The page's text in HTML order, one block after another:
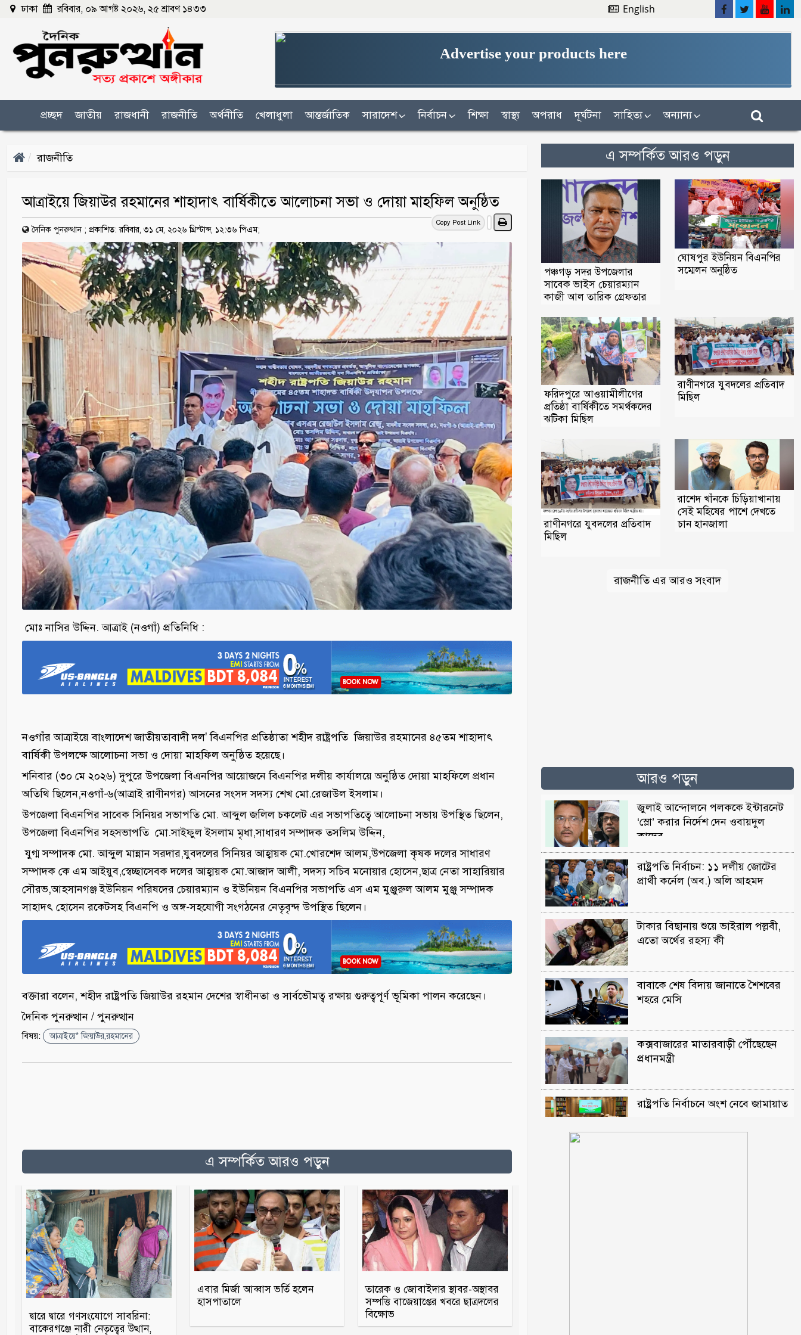
ঢাকা রবিবার, ০৯ আগষ্ট ২০২৬, ২৫ শ্রাবণ ১৪৩৩ English
Advertise your products here
প্রচ্ছদ জাতীয় রাজধানী রাজনীতি অর্থনীতি খেলাধুলা আন্তর্জাতিক সারাদেশ নির্বাচন শিক্ষা স্বাস্থ্য অপরাধ দূর্ঘটনা সাহিত্য অন্যান্য
রাজনীতি
আত্রাইয়ে জিয়াউর রহমানের শাহাদাৎ বার্ষিকীতে আলোচনা সভা ও দোয়া মাহফিল অনুষ্ঠিত
Copy Post Link
দৈনিক পুনরুত্থান ; প্রকাশিত: রবিবার, ৩১ মে, ২০২৬ খ্রিস্টাব্দ, ১২:৩৬ পিএম;
মোঃ নাসির উদ্দিন. আত্রাই (নওগাঁ) প্রতিনিধি :
নওগাঁর আত্রাইয়ে বাংলাদেশ জাতীয়তাবাদী দল' বিএনপির প্রতিষ্ঠাতা শহীদ রাষ্ট্রপতি জিয়াউর রহমানের ৪৫তম শাহাদাৎ
বার্ষিকী উপলক্ষে আলোচনা সভা ও দোয়া মাহফিল অনুষ্ঠিত হয়েছে।
শনিবার (৩০ মে ২০২৬) দুপুরে উপজেলা বিএনপির আয়োজ‌নে বিএনপির দলীয় কার্যালয়ে অনুষ্ঠিত দোয়া মাহফিলে প্রধান
অতিথি ছিলেন,নওগাঁ-৬(আত্রাই রাণীনগর) আসনের সংসদ সদস্য শেখ মো.রেজাউল ইসলাম।
উপজেলা বিএনপির সাবেক সিনিয়র সভাপতি মো. আব্দুল জলিল চকলেট এর সভাপতিত্বে আলোচনা সভায় উপস্থিত ছিলেন,
উপজেলা বিএনপির সহসভাপতি মো.সাইফুল ইসলাম মৃধা,সাধারণ সম্পাদক তসলিম উদ্দিন,
যুগ্ম সম্পাদক মো. আব্দুল মান্নান সরদার,যুবদলের সিনিয়র আহ্বায়ক মো.খোরশেদ আলম,উপজেলা কৃষক দলের সাধারণ
সম্পাদক কে এম আইয়ুব,স্বেচ্ছাসেবক দলের আহ্বায়ক মো.আজাদ আলী, সদস্য সচিব মনোয়ার হোসেন,ছাত্র নেতা সাহারিয়ার
সৌরভ,আহসানগঞ্জ ইউনিয়ন পরিষদের চেয়ারম্যান ও ইউনিয়ন বিএনপির সভাপতি এস এম মুঞ্জুরুল আলম মুঞ্জু সম্পাদক
সাহাদৎ হোসেন রকেটসহ বিএনপি ও অঙ্গ-সহযোগী সংগঠনের নেতৃবৃন্দ উপস্থিত ছিলেন।
বক্তারা বলেন, শহীদ রাষ্ট্রপতি জিয়াউর রহমান দেশের স্বাধীনতা ও সার্বভৌমত্ব রক্ষায় গুরুত্বপূর্ণ ভূমিকা পালন করেছেন।
দৈনিক পুনরুত্থান / পুনরুত্থান
বিষয়: আত্রাইয়ে* জিয়াউর,রহমানের
এ সম্পর্কিত আরও পড়ুন
দ্বারে দ্বারে গণসংযোগে সাবরিনা:
বাকেরগঞ্জে নারী নেতৃত্বের উত্থান,
এবার মির্জা আব্বাস ভর্তি হলেন
হাসপাতালে
তারেক ও জোবাইদার স্থাবর-অস্থাবর
সম্পত্তি বাজেয়াপ্তের খবরে ছাত্রদলের
বিক্ষোভ
এ সম্পর্কিত আরও পড়ুন
পঞ্চগড় সদর উপজেলার
সাবেক ভাইস চেয়ারম্যান
কাজী আল তারিক গ্রেফতার
ঘোষপুর ইউনিয়ন বিএনপির
সম্মেলন অনুষ্ঠিত
ফরিদপুরে আওয়ামীলীগের
প্রতিষ্ঠা বার্ষিকীতে সমর্থকদের
ঝটিকা মিছিল
রাণীনগরে যুবদলের প্রতিবাদ
মিছিল ‎
রাণীনগরে যুবদলের প্রতিবাদ
মিছিল
রাশেদ খাঁনকে চিড়িয়াখানায়
সেই মহিষের পাশে দেখতে
চান হানজালা
রাজনীতি এর আরও সংবাদ
আরও পড়ুন
জুলাই আন্দোলনে পলককে ইন্টারনেট
‘স্লো’ করার নির্দেশ দেন ওবায়দুল
কাদের
রাষ্ট্রপতি নির্বাচন: ১১ দলীয় জোটের
প্রার্থী কর্নেল (অব.) অলি আহমদ
টাকার বিছানায় শুয়ে ভাইরাল পল্লবী,
এতো অর্থের রহস্য কী
বাবাকে শেষ বিদায় জানাতে শৈশবের
শহরে মেসি
কক্সবাজারের মাতারবাড়ী পৌঁছেছেন
প্রধানমন্ত্রী
রাষ্ট্রপতি নির্বাচনে অংশ নেবে জামায়াত